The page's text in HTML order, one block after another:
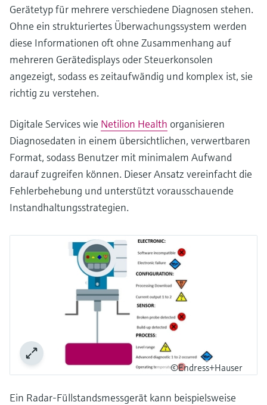
Gerätetyp für mehrere verschiedene Diagnosen stehen.
Ohne ein strukturiertes Überwachungssystem werden
diese Informationen oft ohne Zusammenhang auf
mehreren Gerätedisplays oder Steuerkonsolen
angezeigt, sodass es zeitaufwändig und komplex ist, sie
richtig zu verstehen.
Digitale Services wie Netilion Health organisieren
Diagnosedaten in einem übersichtlichen, verwertbaren
Format, sodass Benutzer mit minimalem Aufwand
darauf zugreifen können. Dieser Ansatz vereinfacht die
Fehlerbehebung und unterstützt vorausschauende
Instandhaltungsstrategien.
©Endress+Hauser
Ein Radar-Füllstandsmessgerät kann beispielsweise